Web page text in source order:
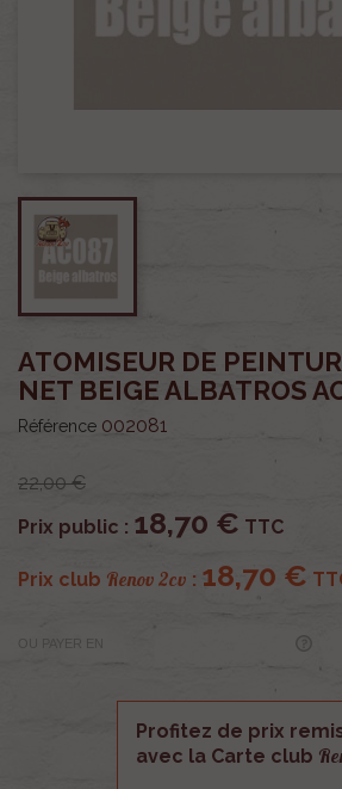
ATOMISEUR DE
NET BEIGE ALBATROS
Référence 002081
22,00 €
Prix public : 18,70 € TTC
Prix club Renov 2cv : 18,70 €
OU PAYER EN
Profitez de prix
avec la Carte club